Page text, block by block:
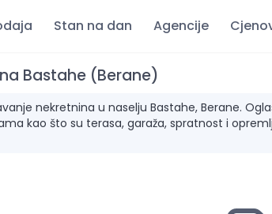
Stan na dan Agencije
Bastahe (Berane)
nekretnina u naselju Bastahe, Berane.
kao što su terasa, garaža, spratnost i